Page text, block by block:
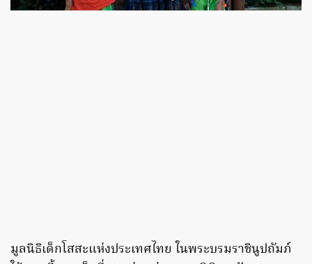
มูลนิธิเด็กโสสะแห่งประเทศไทย ในพระบรมราชินูปถัมภ์